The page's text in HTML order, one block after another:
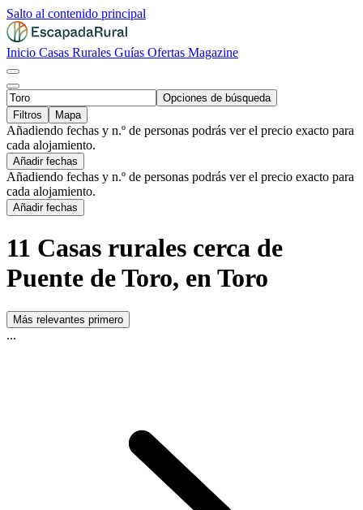
Salto al contenido principal
Inicio Casas Rurales Guías Ofertas Magazine
Opciones de búsqueda
Filtros
Mapa
Añadiendo fechas y n.º de personas podrás ver el precio exacto para
cada alojamiento.
Añadir fechas
Añadiendo fechas y n.º de personas podrás ver el precio exacto para
cada alojamiento.
Añadir fechas
11 Casas rurales cerca de
Puente de Toro, en Toro
Más relevantes primero
...